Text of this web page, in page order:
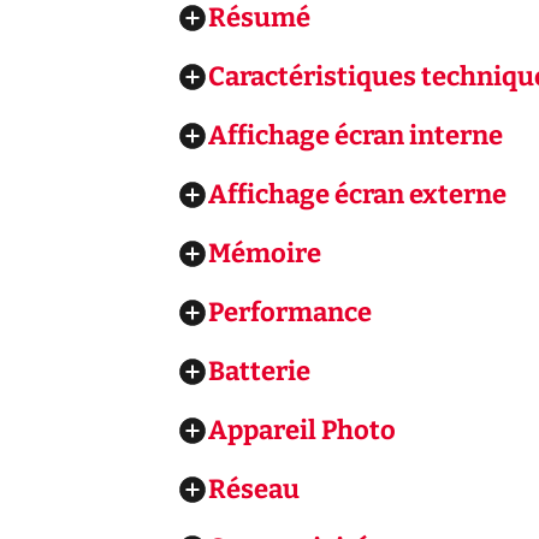
Résumé
Caractéristiques
Affichage écran interne
Affichage écran externe
Mémoire
Performance
Batterie
Appareil Photo
Réseau